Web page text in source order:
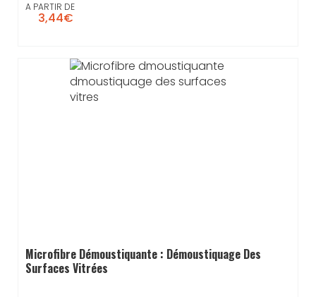
A PARTIR DE
3,44€
Microfibre Démoustiquante : Démoustiquage Des
Surfaces Vitrées